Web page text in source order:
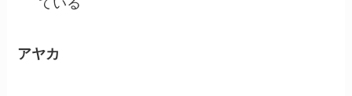
ている
アヤカ